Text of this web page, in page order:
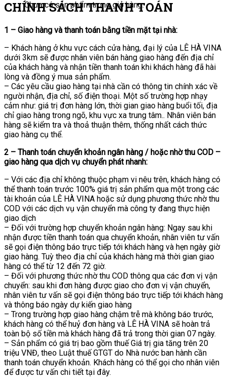
Chưa có sản phẩm trong giỏ hàng.
CHÍNH SÁCH THANH TOÁN
1 – Giao hàng và thanh toán bằng tiền mặt tại nhà:
– Khách hàng ở khu vực cách cửa hàng, đại lý của LÊ HÀ VINA
dưới 3km sẽ được nhân viên bán hàng giao hàng đến địa chỉ
của khách hàng và nhận tiền thanh toán khi khách hàng đã hài
lòng và đồng ý mua sản phẩm.
– Các yêu cầu giao hàng tại nhà cần có thông tin chính xác về
người nhận, địa chỉ, số điện thoại. Một số trường hợp nhạy
cảm như: giá trị đơn hàng lớn, thời gian giao hàng buổi tối, địa
chỉ giao hàng trong ngõ, khu vực xa trung tâm.. Nhân viên bán
hàng sẽ kiểm tra và thoả thuận thêm, thống nhất cách thức
giao hàng cụ thể.
2 – Thanh toán chuyển khoản ngân hàng / hoặc nhờ thu COD –
giao hàng qua dịch vụ chuyển phát nhanh:
– Với các địa chỉ không thuộc phạm vi nêu trên, khách hàng có
thể thanh toán trước 100% giá trị sản phẩm qua một trong các
tài khoản của LÊ HÀ VINA hoặc sử dụng phương thức nhờ thu
COD với các dịch vụ vận chuyển mà công ty đang thực hiện
giao dịch
– Đối với trường hợp chuyển khoản ngân hàng: Ngay sau khi
nhận được tiền thanh toán qua chuyển khoản, nhân viên tư vấn
sẽ gọi điện thông báo trực tiếp tới khách hàng và hẹn ngày giờ
giao hàng. Tuỳ theo địa chỉ của khách hàng mà thời gian giao
hàng có thể từ 12 đến 72 giờ.
– Đối với phương thức nhờ thu COD thông qua các đơn vị vận
chuyển: sau khi đơn hàng được giao cho đơn vị vận chuyển,
nhân viên tư vấn sẽ gọi điện thông báo trực tiếp tới khách hàng
và thông báo ngày dự kiến giao hàng
– Trong trường hợp giao hàng chậm trễ mà không báo trước,
khách hàng có thể huỷ đơn hàng và LÊ HÀ VINA sẽ hoàn trả
toàn bộ số tiền mà khách hàng đã trả trong thời gian 07 ngày.
– Sản phẩm có giá trị bao gồm thuế Giá trị gia tăng trên 20
triệu VNĐ, theo Luật thuế GTGT do Nhà nước ban hành cần
thanh toán chuyển khoản. Khách hàng có thể gọi cho nhân viên
để được tư vấn chi tiết tại đây.